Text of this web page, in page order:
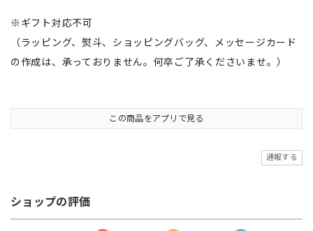
※ギフト対応不可
（ラッピング、熨斗、ショッピングバッグ、メッセージカード
の作成は、承っておりません。何卒ご了承くださいませ。）
この商品をアプリで見る
通報する
ショップの評価